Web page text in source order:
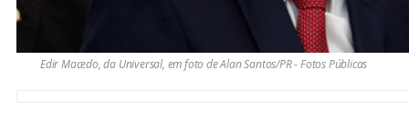
Edir Macedo, da Universal, em foto de Alan Santos/PR - Fotos Públicas